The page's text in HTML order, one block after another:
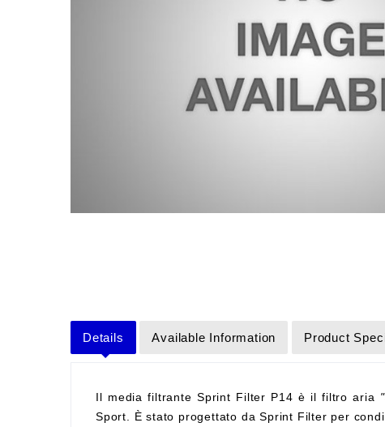
Details Available Information Product
Il media filtrante Sprint Filter P14 è il filtro aria
Sport. È stato progettato da Sprint Filter per